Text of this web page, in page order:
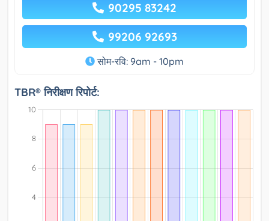
90295 83242
99206 92693
सोम-रवि: 9am - 10pm
TBR® निरीक्षण रिपोर्ट: